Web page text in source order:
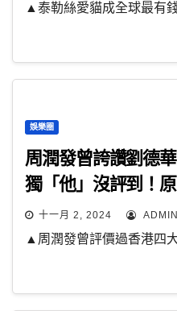
▲泰勒絲愛貓成全球最有
娛樂圈
周潤發曾誇讚劉德
獨「他」沒評到！
十一月 2, 2024
▲周潤發曾評價過香港四